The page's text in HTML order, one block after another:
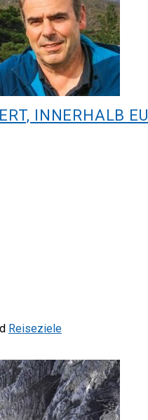
INNERHALB
Reiseziele